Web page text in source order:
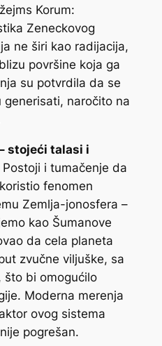
Korum:
Zeneckovog
ne širi kao radijacija,
površine koja ga
su potvrdila da se
naročito na
stojeći talasi i
Postoji i tumačenje da
fenomen
Zemlja-jonosfera –
kao Šumanove
da cela planeta
zvučne viljuške, sa
što bi omogućilo
Moderna merenja
ovog sistema
pogrešan.